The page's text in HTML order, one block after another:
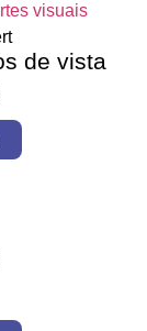
visuais
de vista